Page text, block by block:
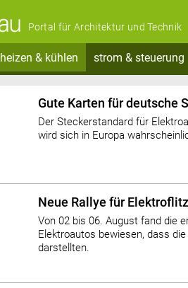
Portal für Architektur und Technik
heizen & kühlen strom & steuerung
Gute Karten für deutsche
Der Steckerstandard für
wird sich in Europa
Neue Rallye für
Von 02 bis 06. August fand die
Elektroautos bewiesen, dass
darstellten.